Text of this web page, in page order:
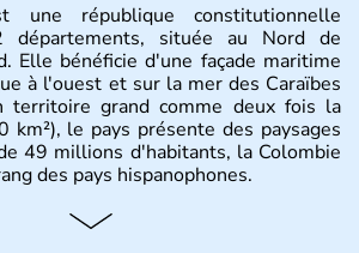
une république constitutionnelle
départements, située au Nord de
Elle bénéficie d'une façade maritime
à l'ouest et sur la mer des Caraïbes
territoire grand comme deux fois la
km²), le pays présente des paysages
49 millions d'habitants, la Colombie
des pays hispanophones.